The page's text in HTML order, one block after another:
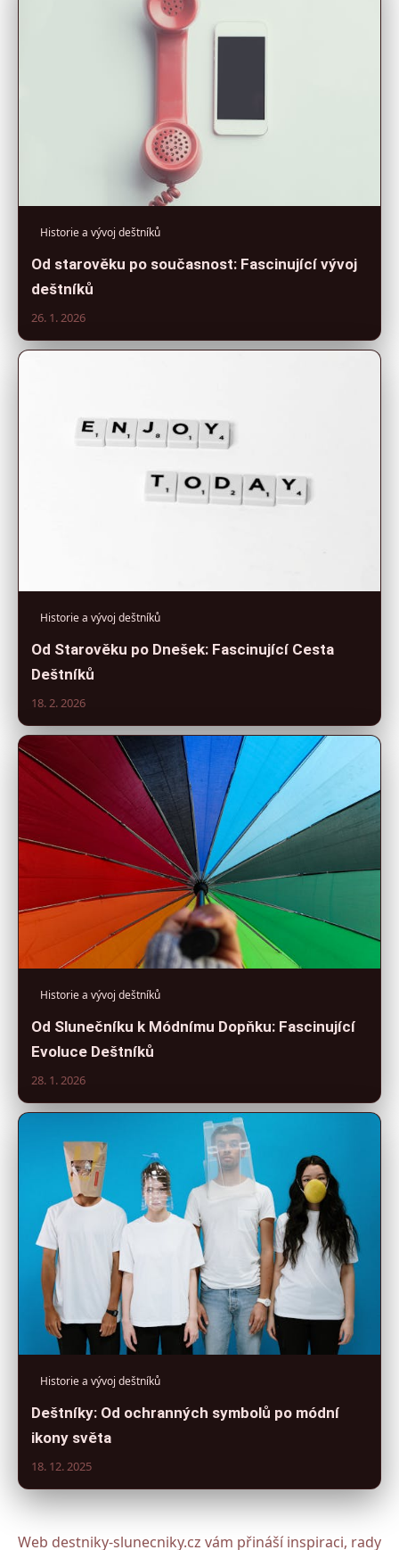
Historie a vývoj deštníků
Od starověku po současnost: Fascinující vývoj
deštníků
26. 1. 2026
Historie a vývoj deštníků
Od Starověku po Dnešek: Fascinující Cesta
Deštníků
18. 2. 2026
Historie a vývoj deštníků
Od Slunečníku k Módnímu Dopňku: Fascinující
Evoluce Deštníků
28. 1. 2026
Historie a vývoj deštníků
Deštníky: Od ochranných symbolů po módní
ikony světa
18. 12. 2025
Web destniky-slunecniky.cz vám přináší inspiraci, rady